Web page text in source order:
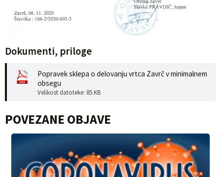
Dokumenti, priloge
Popravek sklepa o delovanju vrtca Zavrč v minimalnem
obsegu
Velikost datoteke: 85 KB
POVEZANE OBJAVE